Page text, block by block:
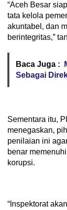
“Aceh Besar
tata kelola
akuntabel, dan
berintegritas,”
Baca Juga :
Sebagai
Sementara itu,
menegaskan,
penilaian ini
benar
korupsi.
“Inspektorat